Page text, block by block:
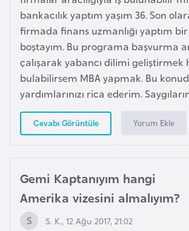
bankacılık yaptım yaşım 36. Son
firmada finans uzmanlığı yaptım
boştayım. Bu programa başvurma
çalışarak yabancı dilimi geliştirmek
bulabilirsem MBA yapmak. Bu
yardımlarınızı rica ederim.
Cevabı Görüntüle Yorum Ekle
Gemi Kaptanıyım hangi
Amerika vizesini almalıyım?
S. K., 12 Ağu 2017, 21:02
r
i
y
e
t
i
e
z
a
y
i
r